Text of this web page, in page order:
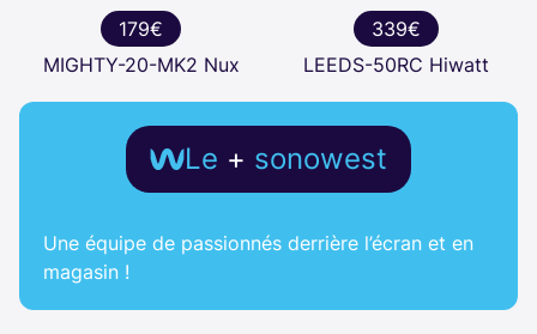
179€
MIGHTY-20-MK2 Nux
339€
LEEDS-50RC Hiwatt
Le + sonowest
Une équipe de passionnés derrière l’écran et en
magasin !